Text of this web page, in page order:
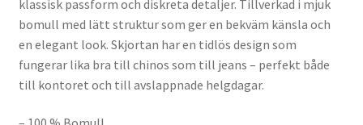
klassisk passform och diskreta detaljer. Tillverkad i mjuk
bomull med lätt struktur som ger en bekväm känsla och
en elegant look. Skjortan har en tidlös design som
fungerar lika bra till chinos som till jeans – perfekt både
till kontoret och till avslappnade helgdagar.